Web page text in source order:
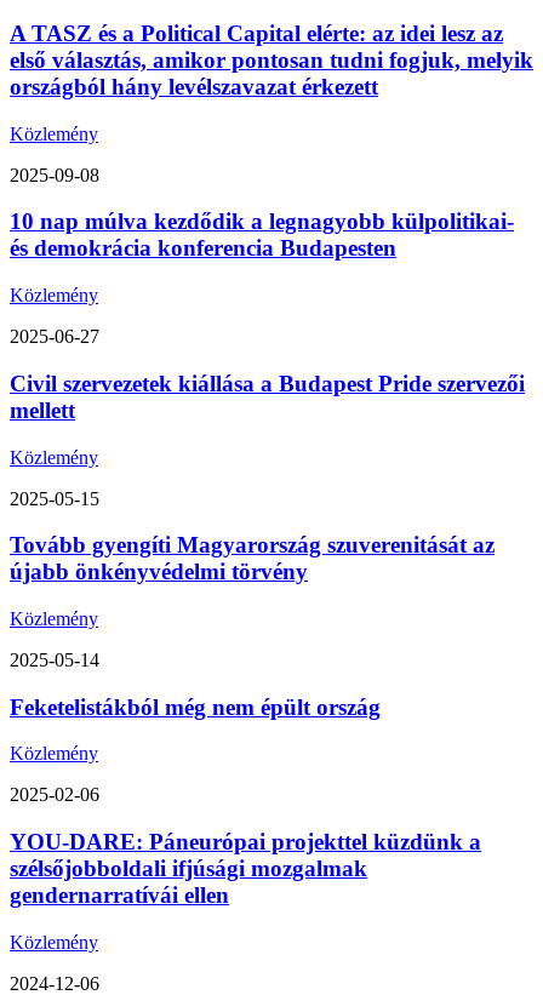
A TASZ és a Political Capital elérte: az idei lesz az
első választás, amikor pontosan tudni fogjuk, melyik
országból hány levélszavazat érkezett
Közlemény
2025-09-08
10 nap múlva kezdődik a legnagyobb külpolitikai-
és demokrácia konferencia Budapesten
Közlemény
2025-06-27
Civil szervezetek kiállása a Budapest Pride szervezői
mellett
Közlemény
2025-05-15
Tovább gyengíti Magyarország szuverenitását az
újabb önkényvédelmi törvény
Közlemény
2025-05-14
Feketelistákból még nem épült ország
Közlemény
2025-02-06
YOU-DARE: Páneurópai projekttel küzdünk a
szélsőjobboldali ifjúsági mozgalmak
gendernarratívái ellen
Közlemény
2024-12-06